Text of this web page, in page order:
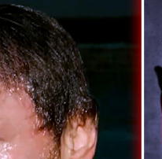
(إيمان ذو الفقار)..